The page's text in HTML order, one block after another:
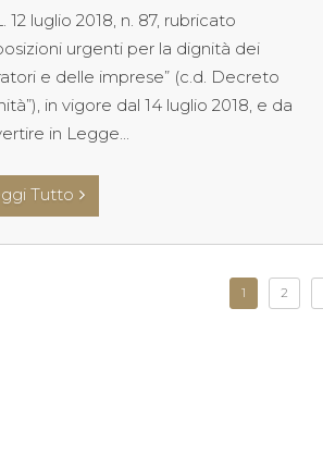
12 luglio 2018, n. 87, rubricato
urgenti per la dignità dei
e delle imprese” (c.d. Decreto
in vigore dal 14 luglio 2018, e da
in Legge...
Tutto
1 2